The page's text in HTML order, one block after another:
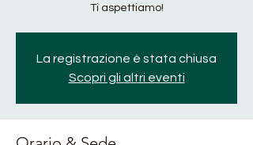
Ti aspettiamo!
La registrazione è stata chiusa
Scopri gli altri eventi